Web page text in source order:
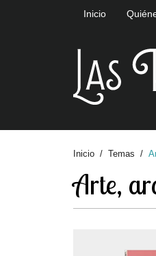
Inicio
Inicio Temas
Arte,